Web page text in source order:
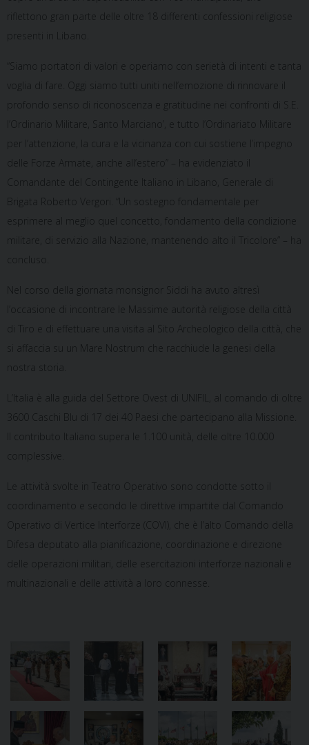
riflettono gran parte delle oltre 18 differenti confessioni religiose
presenti in Libano.
“Siamo portatori di valori e operiamo con serietà di intenti e tanta
voglia di fare. Oggi siamo tutti uniti nell’emozione di rinnovare il
profondo senso di riconoscenza e gratitudine nei confronti di S.E.
l’Ordinario Militare, Santo Marciano’, e tutto l’Ordinariato Militare
per l’attenzione, la cura e la vicinanza con cui sostiene l’impegno
delle Forze Armate, anche all’estero” – ha evidenziato il
Comandante del Contingente Italiano in Libano, Generale di
Brigata Roberto Vergori. “Un sostegno fondamentale per
esprimere al meglio quel concetto, fondamento della condizione
militare, di servizio alla Nazione, mantenendo alto il Tricolore” – ha
concluso.
Nel corso della giornata monsignor Siddi ha avuto altresì
l’occasione di incontrare le Massime autorità religiose della città
di Tiro e di effettuare una visita al Sito Archeologico della città, che
si affaccia su un Mare Nostrum che racchiude la genesi della
nostra storia.
L’Italia è alla guida del Settore Ovest di UNIFIL, al comando di oltre
3600 Caschi Blu di 17 dei 40 Paesi che partecipano alla Missione.
Il contributo Italiano supera le 1.100 unità, delle oltre 10.000
complessive.
Le attività svolte in Teatro Operativo sono condotte sotto il
coordinamento e secondo le direttive impartite dal Comando
Operativo di Vertice Interforze (COVI), che è l’alto Comando della
Difesa deputato alla pianificazione, coordinazione e direzione
delle operazioni militari, delle esercitazioni interforze nazionali e
multinazionali e delle attività a loro connesse.